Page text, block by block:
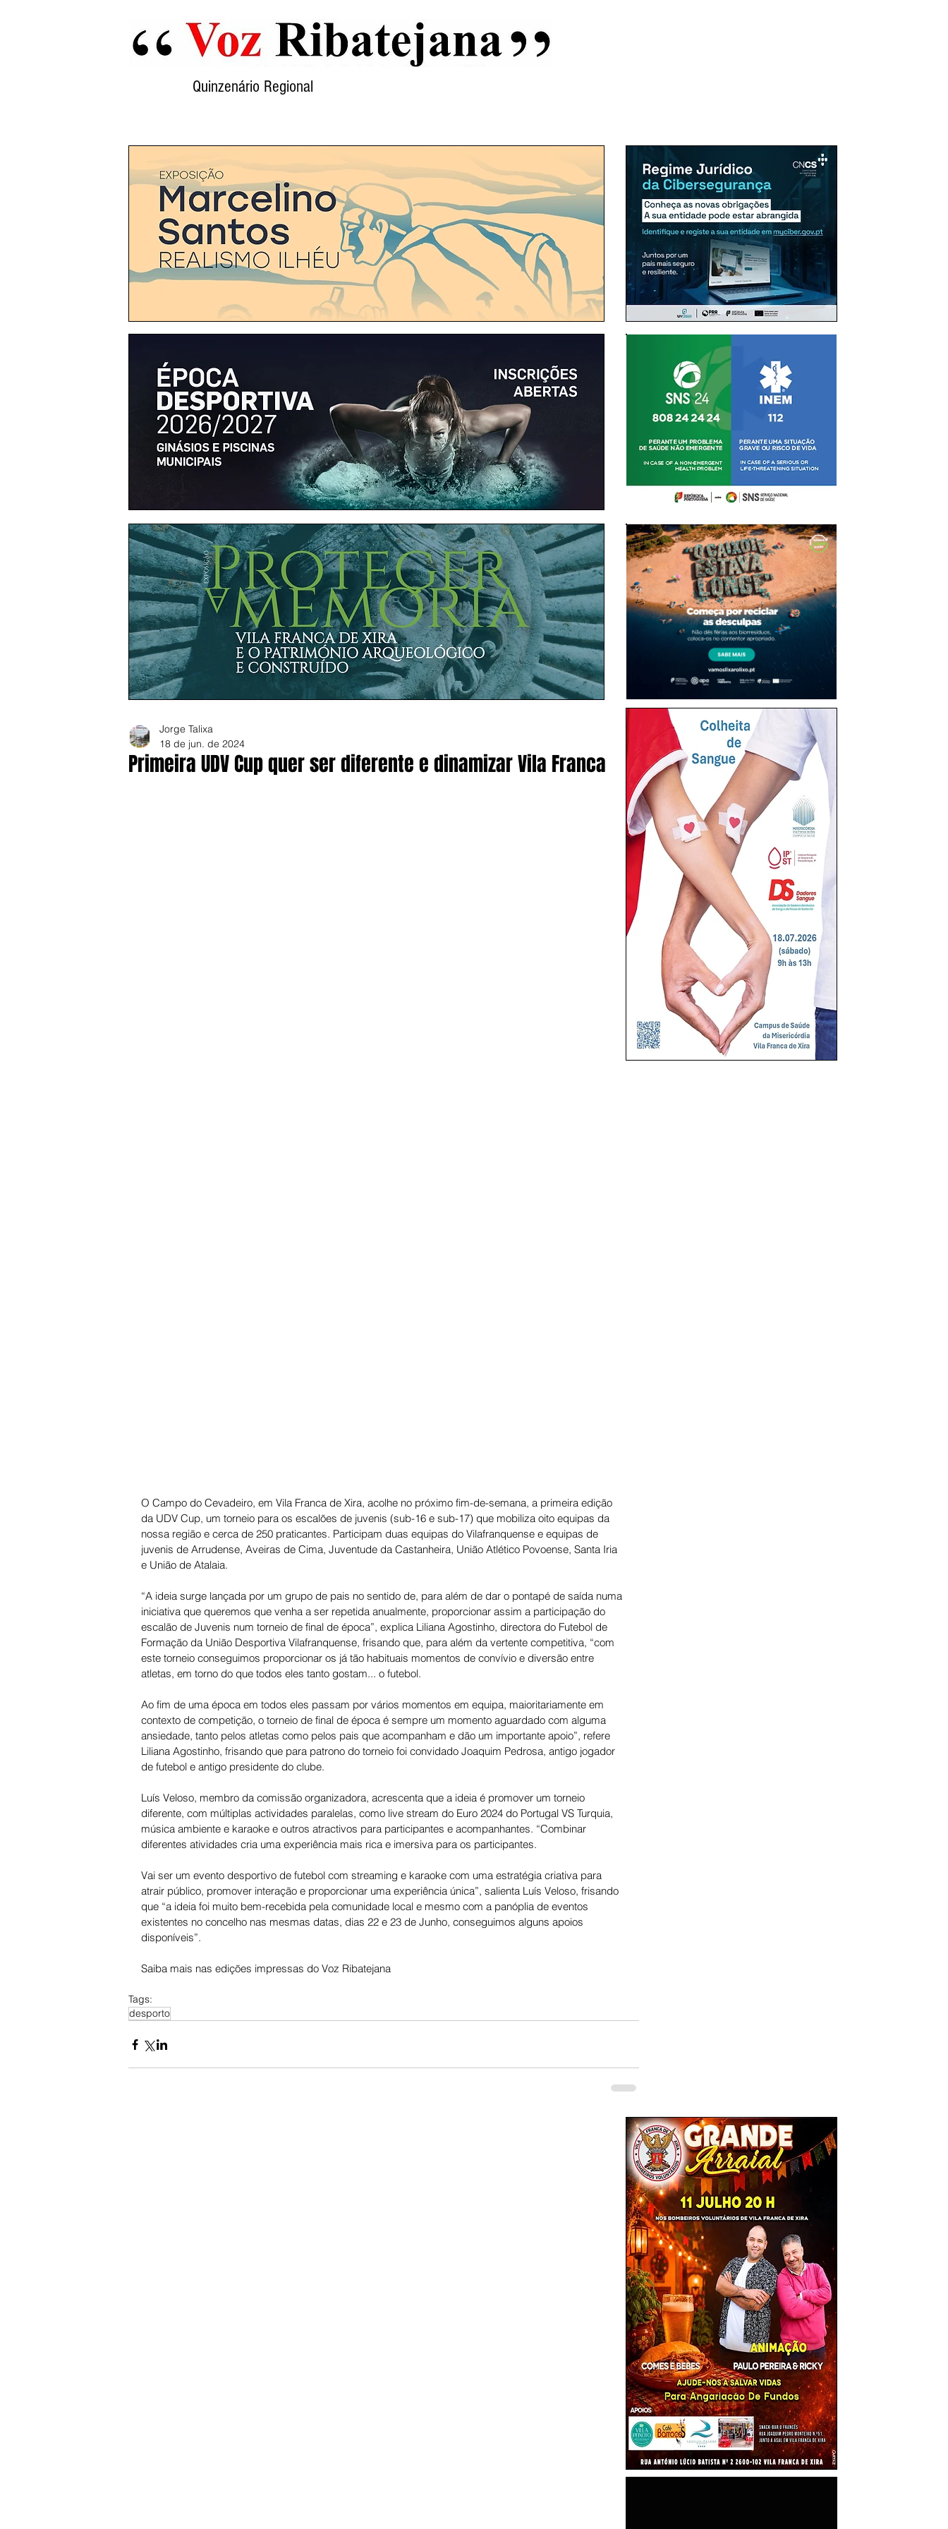
Quinzenário Regional
Primeira UDV Cup quer ser diferente e dinamizar Vila Franca
Jorge Talixa
18 de jun. de 2024
O Campo do Cevadeiro, em Vila Franca de Xira, acolhe no próximo fim-de-semana, a primeira edição
da UDV Cup, um torneio para os escalões de juvenis (sub-16 e sub-17) que mobiliza oito equipas da
nossa região e cerca de 250 praticantes. Participam duas equipas do Vilafranquense e equipas de
juvenis de Arrudense, Aveiras de Cima, Juventude da Castanheira, União Atlético Povoense, Santa Iria
e União de Atalaia.
“A ideia surge lançada por um grupo de pais no sentido de, para além de dar o pontapé de saída numa
iniciativa que queremos que venha a ser repetida anualmente, proporcionar assim a participação do
escalão de Juvenis num torneio de final de época”, explica Liliana Agostinho, directora do Futebol de
Formação da União Desportiva Vilafranquense, frisando que, para além da vertente competitiva, “com
este torneio conseguimos proporcionar os já tão habituais momentos de convívio e diversão entre
atletas, em torno do que todos eles tanto gostam... o futebol.
Ao fim de uma época em todos eles passam por vários momentos em equipa, maioritariamente em
contexto de competição, o torneio de final de época é sempre um momento aguardado com alguma
ansiedade, tanto pelos atletas como pelos pais que acompanham e dão um importante apoio”, refere
Liliana Agostinho, frisando que para patrono do torneio foi convidado Joaquim Pedrosa, antigo jogador
de futebol e antigo presidente do clube.
Luís Veloso, membro da comissão organizadora, acrescenta que a ideia é promover um torneio
diferente, com múltiplas actividades paralelas, como live stream do Euro 2024 do Portugal VS Turquia,
música ambiente e karaoke e outros atractivos para participantes e acompanhantes. “Combinar
diferentes atividades cria uma experiência mais rica e imersiva para os participantes.
Vai ser um evento desportivo de futebol com streaming e karaoke com uma estratégia criativa para
atrair público, promover interação e proporcionar uma experiência única”, salienta Luís Veloso, frisando
que “a ideia foi muito bem-recebida pela comunidade local e mesmo com a panóplia de eventos
existentes no concelho nas mesmas datas, dias 22 e 23 de Junho, conseguimos alguns apoios
disponíveis”.
Saiba mais nas edições impressas do Voz Ribatejana
Tags:
desporto